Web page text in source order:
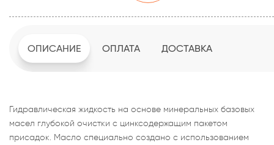
ОПИСАНИЕ ОПЛАТА ДОСТАВКА
Гидравлическая жидкость на основе минеральных базовых
масел глубокой очистки с цинксодержащим пакетом
присадок. Масло специально создано с использованием